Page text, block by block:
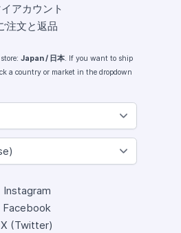
アカウント
注文と返品
Japan / 日本. If you want to ship
a country or market in the dropdown
Instagram
Facebook
X (Twitter)